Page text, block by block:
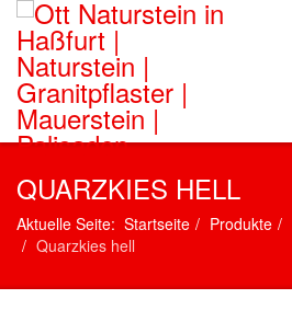
QUARZKIES HELL
Aktuelle Seite: Startseite Produkte
Quarzkies hell